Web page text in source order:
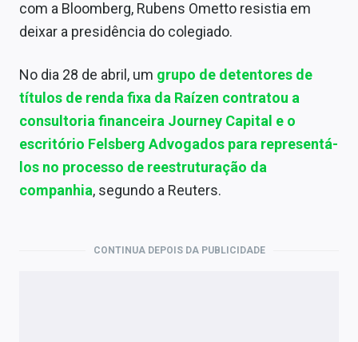
com a Bloomberg, Rubens Ometto resistia em
deixar a presidência do colegiado.
No dia 28 de abril, um grupo de detentores de
títulos de renda fixa da Raízen contratou a
consultoria financeira Journey Capital e o
escritório Felsberg Advogados para representá-
los no processo de reestruturação da
companhia, segundo a Reuters.
CONTINUA DEPOIS DA PUBLICIDADE